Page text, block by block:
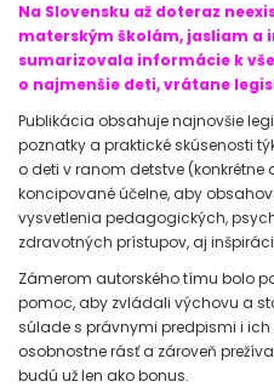
Na Slovensku až doteraz
materským školám, jasliam a
sumarizovala informácie k
o najmenšie deti, vrátane
Publikácia obsahuje najnovšie
poznatky a praktické skúsenosti
o deti v ranom detstve (konkrétne
koncipované účelne, aby
vysvetlenia pedagogických,
zdravotných prístupov, aj
Zámerom autorského tímu bolo
pomoc, aby zvládali výchovu a
súlade s právnymi predpismi i
osobnostne rásť a zároveň
budú už len ako bonus.